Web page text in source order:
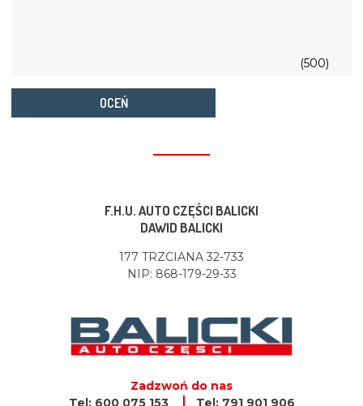
(500)
OCEŃ
F.H.U. AUTO CZĘŚCI BALICKI
DAWID BALICKI
177 TRZCIANA 32-733
NIP: 868-179-29-33
Zadzwoń do nas
Tel: 600 075 153
Tel: 791 901 906